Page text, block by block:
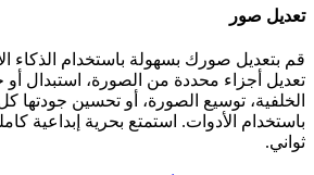
تعديل صور
قم بتعديل صورك بسهولة باستخدام الذكاء
تعديل أجزاء محددة من الصورة، استبدال
الخلفية، توسيع الصورة، أو تحسين
باستخدام الأدوات. استمتع بحرية إبداعية
ثواني.